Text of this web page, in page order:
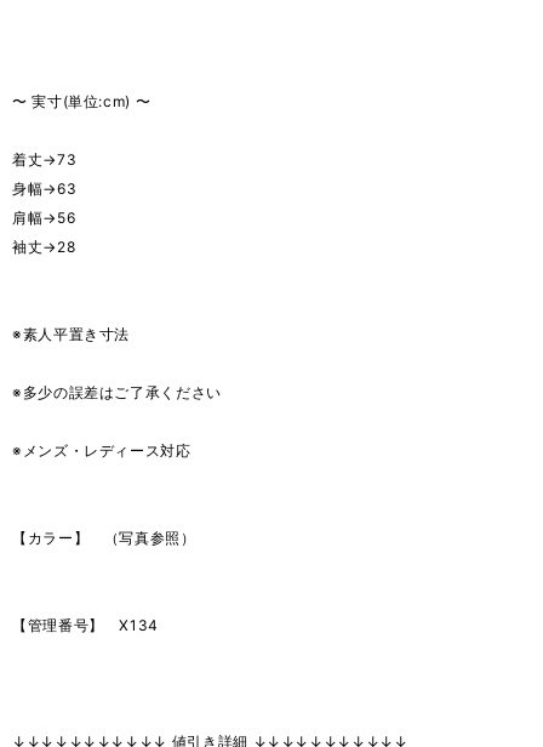
〜 実寸(単位:cm) 〜
着丈→73
身幅→63
肩幅→56
袖丈→28
※素人平置き寸法
※多少の誤差はご了承ください
※メンズ・レディース対応
【カラー】 （写真参照）
【管理番号】 X134
↓↓↓↓↓↓↓↓↓↓↓ 値引き詳細 ↓↓↓↓↓↓↓↓↓↓↓